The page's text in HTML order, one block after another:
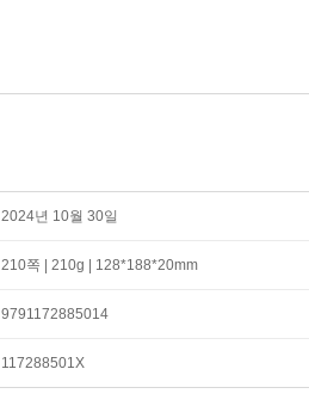
2024년 10월 30일
210쪽 | 210g | 128*188*20mm
9791172885014
117288501X